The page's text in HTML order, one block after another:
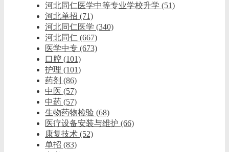
河北同仁医学中等专业学校升学 (51)
河北单招 (71)
河北同仁医学 (340)
河北同仁 (667)
医学中专 (673)
口腔 (101)
护理 (101)
药剂 (86)
中医 (57)
中药 (57)
生物药物检验 (68)
医疗设备安装与维护 (66)
康复技术 (52)
单招 (83)